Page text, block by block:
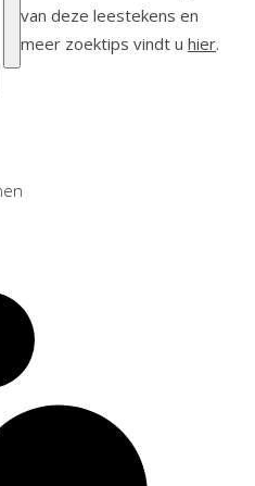
van deze leestekens en
meer zoektips vindt u hier.